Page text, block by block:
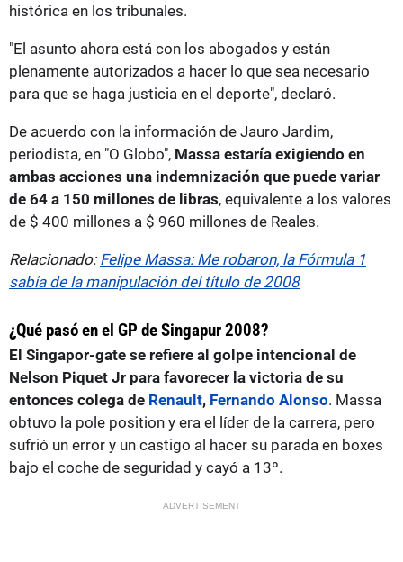
histórica en los tribunales.
"El asunto ahora está con los abogados y están
plenamente autorizados a hacer lo que sea necesario
para que se haga justicia en el deporte", declaró.
De acuerdo con la información de Jauro Jardim,
periodista, en "O Globo", Massa estaría exigiendo en
ambas acciones una indemnización que puede variar
de 64 a 150 millones de libras, equivalente a los valores
de $ 400 millones a $ 960 millones de Reales.
Relacionado: Felipe Massa: Me robaron, la Fórmula 1
sabía de la manipulación del título de 2008
¿Qué pasó en el GP de Singapur 2008?
El Singapor-gate se refiere al golpe intencional de
Nelson Piquet Jr para favorecer la victoria de su
entonces colega de Renault, Fernando Alonso. Massa
obtuvo la pole position y era el líder de la carrera, pero
sufrió un error y un castigo al hacer su parada en boxes
bajo el coche de seguridad y cayó a 13º.
ADVERTISEMENT